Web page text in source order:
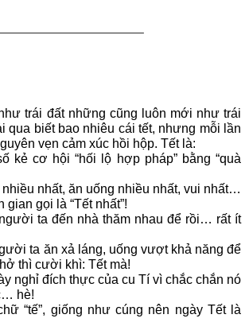
trái đất những cũng luôn mới như trái
qua biết bao nhiêu cái tết, nhưng mỗi lần
vẹn cảm xúc hồi hộp. Tết là:
kẻ cơ hội “hối lộ hợp pháp” bằng “quà
nhất, ăn uống nhiều nhất, vui nhất…
gian gọi là “Tết nhất”!
ta đến nhà thăm nhau để rồi… rất ít
ta ăn xả láng, uống vượt khả năng để
thì cười khì: Tết mà!
nghỉ đích thực của cu Tí vì chắc chắn nó
hè!
“tế”, giống như cúng nên ngày Tết là